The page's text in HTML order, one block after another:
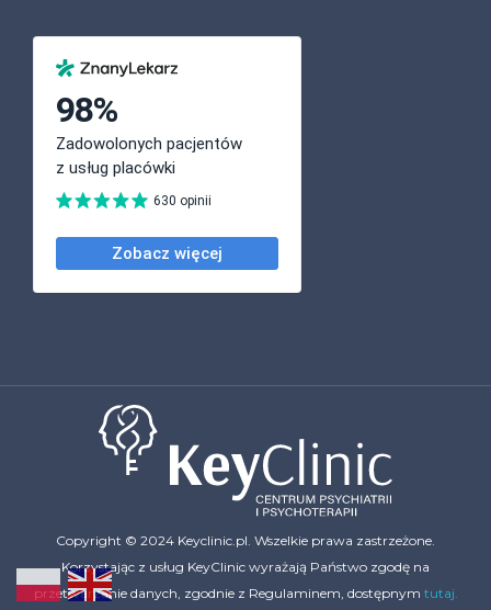
Copyright © 2024 Keyclinic.pl. Wszelkie prawa zastrzeżone.
Korzystając z usług KeyClinic wyrażają Państwo zgodę na
przetwarzanie danych, zgodnie z Regulaminem, dostępnym tutaj.